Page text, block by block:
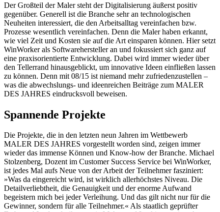
Der Großteil der Maler steht der Digitalisierung äußerst positiv
gegenüber. Generell ist die Branche sehr an technologischen
Neuheiten interessiert, die den Arbeitsalltag vereinfachen bzw.
Prozesse wesentlich vereinfachen. Denn die Maler haben erkannt,
wie viel Zeit und Kosten sie auf die Art einsparen können. Hier setzt
WinWorker als Softwarehersteller an und fokussiert sich ganz auf
eine praxisorientierte Entwicklung. Dabei wird immer wieder über
den Tellerrand hinausgeblickt, um innovative Ideen einfließen lassen
zu können. Denn mit 08/15 ist niemand mehr zufriedenzustellen –
was die abwechslungs- und ideenreichen Beiträge zum MALER
DES JAHRES eindrucksvoll beweisen.
Spannende Projekte
Die Projekte, die in den letzten neun Jahren im Wettbewerb
MALER DES JAHRES vorgestellt worden sind, zeigen immer
wieder das immense Können und Know-how der Branche. Michael
Stolzenberg, Dozent im Customer Success Service bei WinWorker,
ist jedes Mal aufs Neue von der Arbeit der Teilnehmer fasziniert:
»Was da eingereicht wird, ist wirklich allerhöchstes Niveau. Die
Detailverliebtheit, die Genauigkeit und der enorme Aufwand
begeistern mich bei jeder Verleihung. Und das gilt nicht nur für die
Gewinner, sondern für alle Teilnehmer.« Als staatlich geprüfter